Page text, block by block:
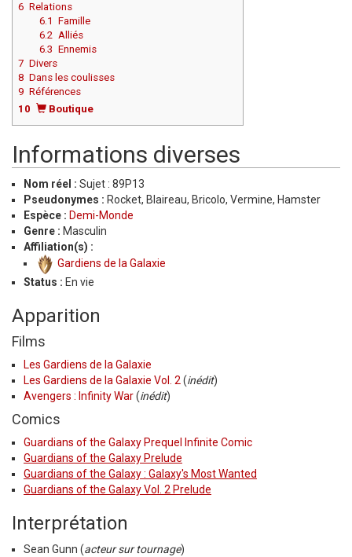
6 Relations
6.1 Famille
6.2 Alliés
6.3 Ennemis
7 Divers
8 Dans les coulisses
9 Références
10
Boutique
Informations diverses
Nom réel : Sujet : 89P13
Pseudonymes : Rocket, Blaireau, Bricolo, Vermine, Hamster
Espèce : Demi-Monde
Genre : Masculin
Affiliation(s) :
Gardiens de la Galaxie
Status : En vie
Apparition
Films
Les Gardiens de la Galaxie
Les Gardiens de la Galaxie Vol. 2(inédit)
Avengers : Infinity War(inédit)
Comics
Guardians of the Galaxy Prequel Infinite Comic
Guardians of the Galaxy Prelude
Guardians of the Galaxy : Galaxy's Most Wanted
Guardians of the Galaxy Vol. 2 Prelude
Interprétation
Sean Gunn (acteur sur tournage)